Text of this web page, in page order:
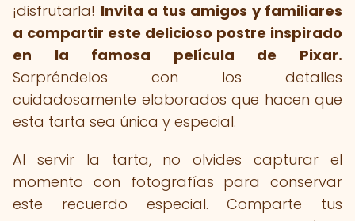
¡disfrutarla! Invita a tus amigos y familiares
a compartir este delicioso postre inspirado
en la famosa película de Pixar.
Sorpréndelos con los detalles
cuidadosamente elaborados que hacen que
esta tarta sea única y especial.
Al servir la tarta, no olvides capturar el
momento con fotografías para conservar
este recuerdo especial. Comparte tus